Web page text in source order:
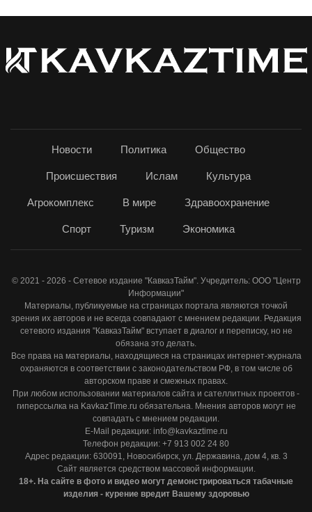
Новости Политика Общество
Происшествия Ислам Культура
Агрокомплекс В мире Здравоохранение
Спорт Туризм Экономика
© 2021 - 2026 - Сетевое издание "КавказТайм". Учредитель: ООО "Центр
Информации"
Материалы, публикуемые на страницах портала являются точкой
зрения их авторов и не всегда совпадают с мнением редакции. Редакция
сетевого издания "КавказТайм" вступает в диалог и переписку, но не
обязана это делать.
Все права на материалы, находящиеся на страницах интернет-журнала
охраняются в соответствии с законодательством РФ, в том числе об
авторском праве и смежных правах.
При любом использовании материалов сайта и сателлитных проектов -
гиперссылка на KavkazTime.ru обязательна. Мнения авторов могут не
совпадать с мнением редакции.
E-Mail редакции: info@kavkaztime.ru
Телефон редакции: +7 913 002 24 80
Адрес редакции: 630091, Новосибирск, ул. Державина, дом 4, кв. 3
Сайт является средством массовой информации.
18+. На сайте в фото и видео могут демонстрироваться табачные
изделия - курение вредит Вашему здоровью